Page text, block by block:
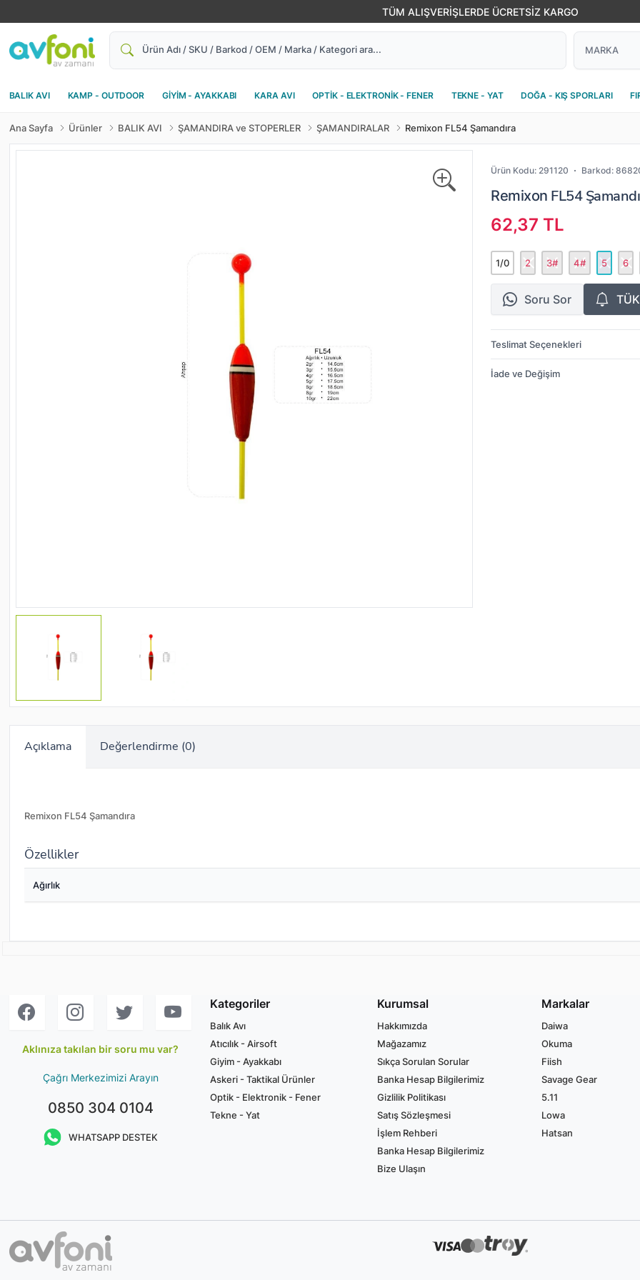
TÜM ALIŞVERİŞLERDE ÜCRETSİZ KARGO
Ara
BALIK AVI KAMP - OUTDOOR GİYİM - AYAKKABI KARA AVI OPTİK - ELEKTRONİK - FENER TEKNE - YAT DOĞA - KIŞ SPORLARI
Ana Sayfa Ürünler BALIK AVI ŞAMANDIRA ve STOPERLER ŞAMANDIRALAR Remixon FL54 Şamandıra
Ürün Kodu: 291120 Barkod:
Remixon FL54
62,37 TL
1/0 2 3# 4# 5 6
Soru Sor
Teslimat Seçenekleri
İade ve Değişim
Açıklama Değerlendirme (0)
Remixon FL54 Şamandıra
Özellikler
Ağırlık
Aklınıza takılan bir soru mu var?
Çağrı Merkezimizi Arayın
0850 304 0104
WHATSAPP DESTEK
Kategoriler
Balık Avı
Atıcılık - Airsoft
Giyim - Ayakkabı
Askeri - Taktikal Ürünler
Optik - Elektronik - Fener
Tekne - Yat
Kurumsal
Hakkımızda
Mağazamız
Sıkça Sorulan Sorular
Banka Hesap Bilgilerimiz
Gizlilik Politikası
Satış Sözleşmesi
İşlem Rehberi
Banka Hesap Bilgilerimiz
Bize Ulaşın
Markalar
Daiwa
Okuma
Fiish
Savage Gear
5.11
Lowa
Hatsan